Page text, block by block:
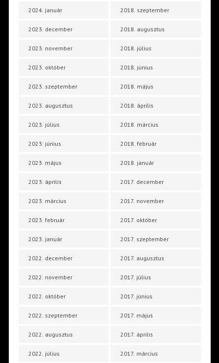
2024. január
2023. december
2023. november
2023. október
2023. szeptember
2023. augusztus
2023. július
2023. június
2023. május
2023. április
2023. március
2023. február
2023. január
2022. december
2022. november
2022. október
2022. szeptember
2022. augusztus
2022. július
2018. szeptember
2018. augusztus
2018. július
2018. június
2018. május
2018. április
2018. március
2018. február
2018. január
2017. december
2017. november
2017. október
2017. szeptember
2017. augusztus
2017. július
2017. június
2017. május
2017. április
2017. március